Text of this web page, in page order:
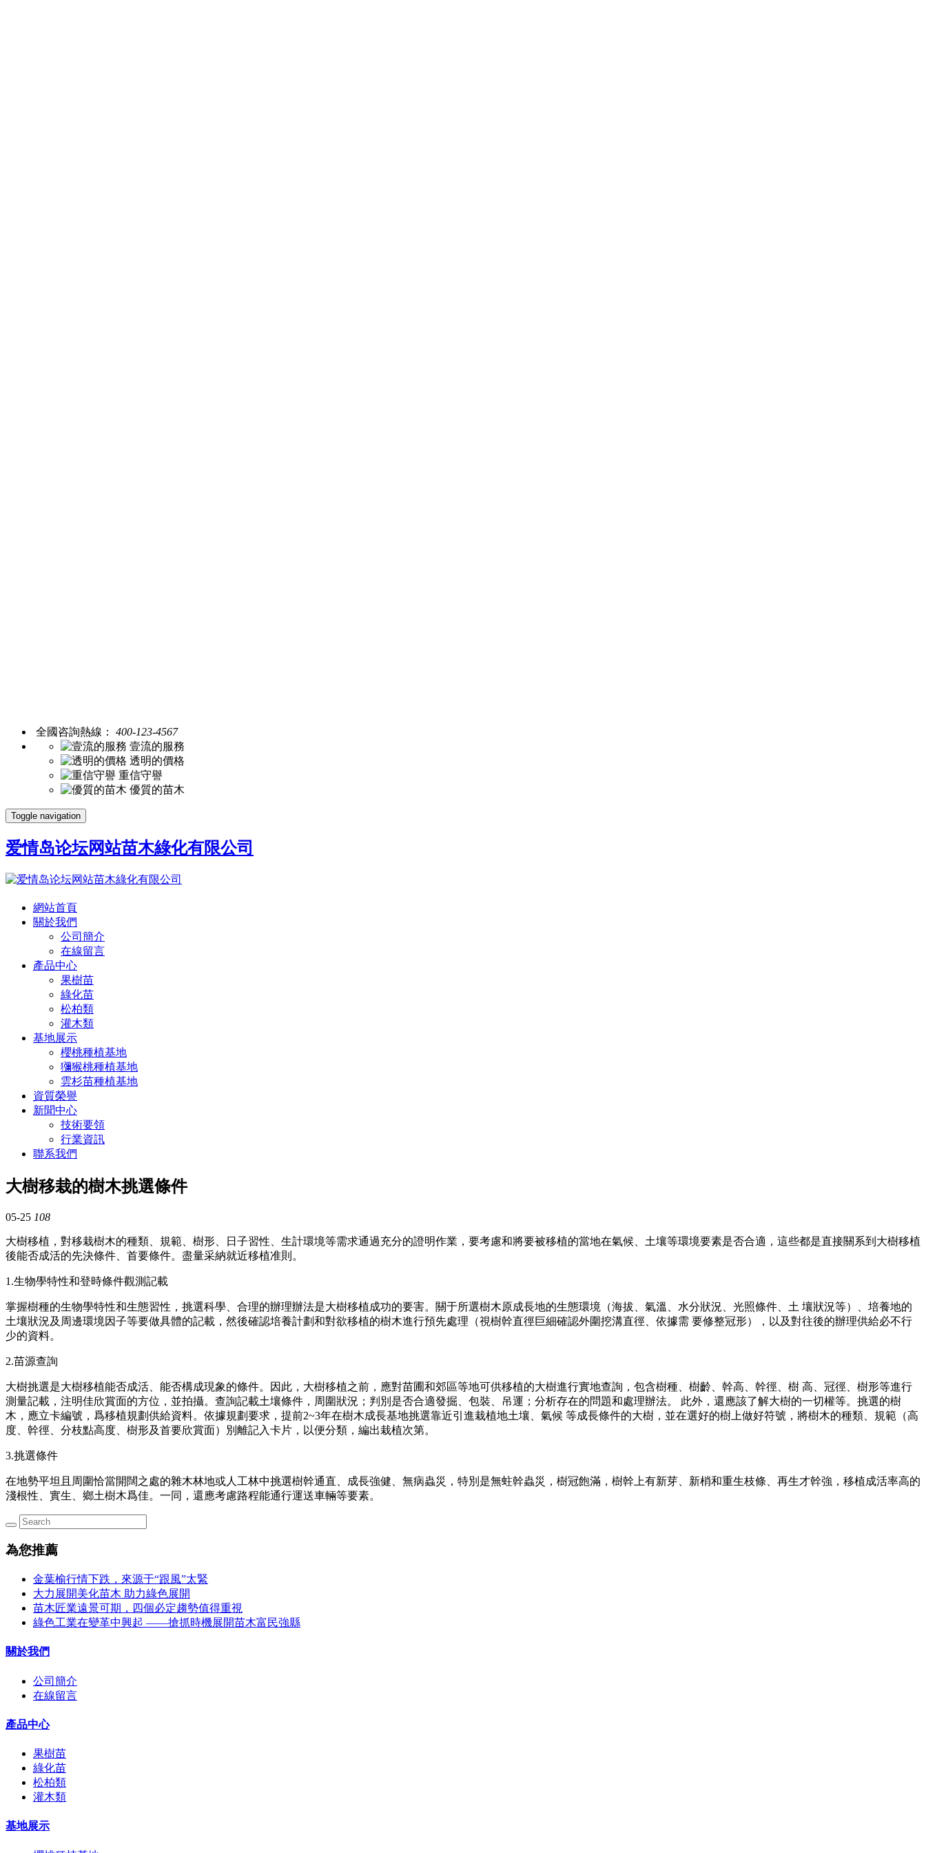
全國咨詢熱線： 400-123-4567
壹流的服務
透明的價格
重信守譽
優質的苗木
Toggle navigation
爱情岛论坛网站苗木綠化有限公司
網站首頁
關於我們
公司簡介
在線留言
產品中心
果樹苗
綠化苗
松柏類
灌木類
基地展示
櫻桃種植基地
獼猴桃種植基地
雲杉苗種植基地
資質榮譽
新聞中心
技術要領
行業資訊
聯系我們
大樹移栽的樹木挑選條件
05-25 108
大樹移植，對移栽樹木的種類、規範、樹形、日子習性、生計環境等需求通過充分的證明作業，要考慮和將要被移植的當地在氣候、土壤等環境要素是否合適，這些都是直接關系到大樹移植
後能否成活的先決條件、首要條件。盡量采納就近移植准則。
1.生物學特性和登時條件觀測記載
掌握樹種的生物學特性和生態習性，挑選科學、合理的辦理辦法是大樹移植成功的要害。關于所選樹木原成長地的生態環境（海拔、氣溫、水分狀況、光照條件、土 壤狀況等）、培養地的
土壤狀況及周邊環境因子等要做具體的記載，然後確認培養計劃和對欲移植的樹木進行預先處理（視樹幹直徑巨細確認外圍挖溝直徑、依據需 要修整冠形），以及對往後的辦理供給必不行
少的資料。
2.苗源查詢
大樹挑選是大樹移植能否成活、能否構成現象的條件。因此，大樹移植之前，應對苗圃和郊區等地可供移植的大樹進行實地查詢，包含樹種、樹齡、幹高、幹徑、樹 高、冠徑、樹形等進行
測量記載，注明佳欣賞面的方位，並拍攝。查詢記載土壤條件，周圍狀況；判別是否合適發掘、包裝、吊運；分析存在的問題和處理辦法。 此外，還應該了解大樹的一切權等。挑選的樹
木，應立卡編號，爲移植規劃供給資料。依據規劃要求，提前2~3年在樹木成長基地挑選靠近引進栽植地土壤、氣候 等成長條件的大樹，並在選好的樹上做好符號，將樹木的種類、規範（高
度、幹徑、分枝點高度、樹形及首要欣賞面）別離記入卡片，以便分類，編出栽植次第。
3.挑選條件
在地勢平坦且周圍恰當開闊之處的雜木林地或人工林中挑選樹幹通直、成長強健、無病蟲災，特別是無蛀幹蟲災，樹冠飽滿，樹幹上有新芽、新梢和重生枝條、再生才幹強，移植成活率高的
淺根性、實生、鄉土樹木爲佳。一同，還應考慮路程能通行運送車輛等要素。
為您推薦
金葉榆行情下跌，來源于“跟風”太緊
大力展開美化苗木 助力綠色展開
苗木匠業遠景可期，四個必定趨勢值得重視
綠色工業在變革中興起 ——搶抓時機展開苗木富民強縣
關於我們
公司簡介
在線留言
產品中心
果樹苗
綠化苗
松柏類
灌木類
基地展示